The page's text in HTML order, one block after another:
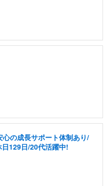
の成長サポート体制あり/
129日/20代活躍中!